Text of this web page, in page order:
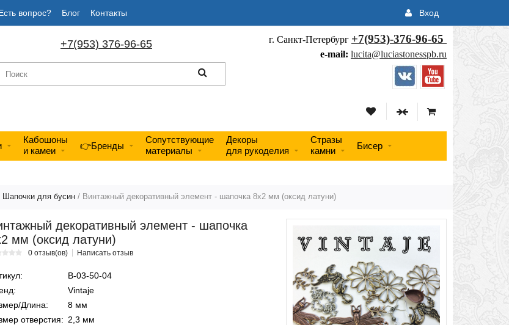
вопрос? Блог Контакты Вход
г. Санкт-Петербург +7(953)-376-96-65
e-mail: lucita@luciastonesspb.ru
+7(953) 376-96-65
Кабошоны
и камеи
👉Бренды
Сопутствующие
материалы
Декоры
для рукоделия
Стразы
камни
Бисер
Шапочки для бусин / Винтажный декоративный элемент - шапочка 8х2 мм (оксид латуни)
декоративный элемент - шапочка
мм (оксид латуни)
0 отзыв(ов) Написать отзыв
В-03-50-04
Vintaje
Длина:
8 мм
отверстия: 2,3 мм